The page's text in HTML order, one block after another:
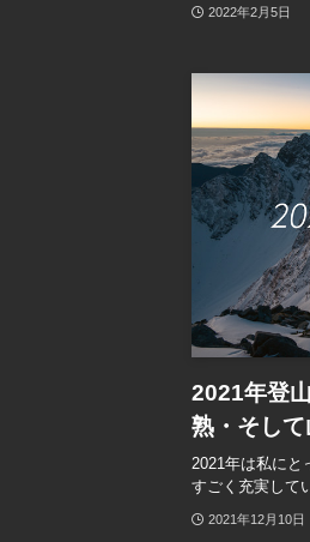
2022年2月5日
2021年登
熟・そし
2021年は私にと
すごく充実して
2021年12月10日